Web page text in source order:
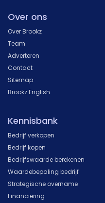
Over ons
Over Brookz
Team
Adverteren
Contact
Sitemap
Brookz English
Kennisbank
Bedrijf verkopen
Bedrijf kopen
Bedrijfswaarde berekenen
Waardebepaling bedrijf
Strategische overname
Financiering